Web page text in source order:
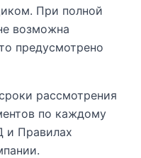
При полной
возможна
предусмотрено
рассмотрения
по каждому
и Правилах